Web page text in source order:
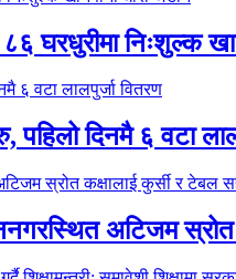
घरधुरीमा निःशुल्क
दिनमै ६ वटा
अटिजम